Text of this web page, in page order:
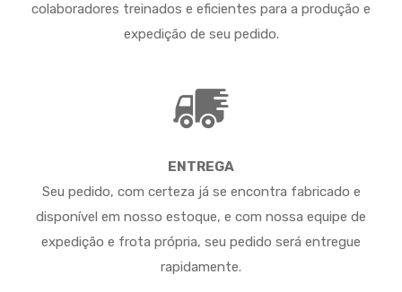
colaboradores treinados e eficientes para a produção e
expedição de seu pedido.
ENTREGA
Seu pedido, com certeza já se encontra fabricado e
disponível em nosso estoque, e com nossa equipe de
expedição e frota própria, seu pedido será entregue
rapidamente.